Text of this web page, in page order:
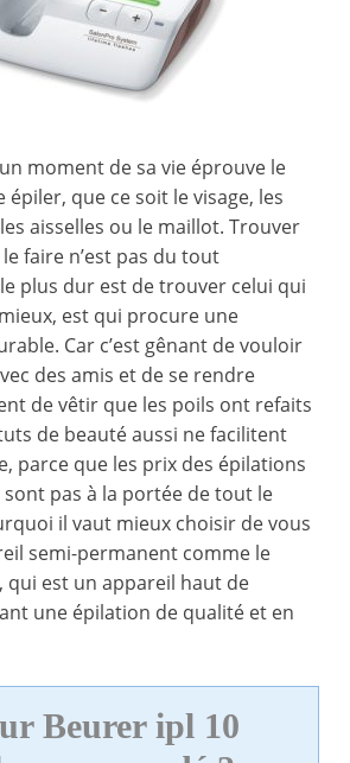
moment de sa vie éprouve le
épiler, que ce soit le visage, les
aisselles ou le maillot. Trouver
faire n’est pas du tout
plus dur est de trouver celui qui
est qui procure une
Car c’est gênant de vouloir
des amis et de se rendre
de vêtir que les poils ont refaits
de beauté aussi ne facilitent
parce que les prix des épilations
sont pas à la portée de tout le
il vaut mieux choisir de vous
semi-permanent comme le
, qui est un appareil haut de
une épilation de qualité et en
Beurer ipl 10